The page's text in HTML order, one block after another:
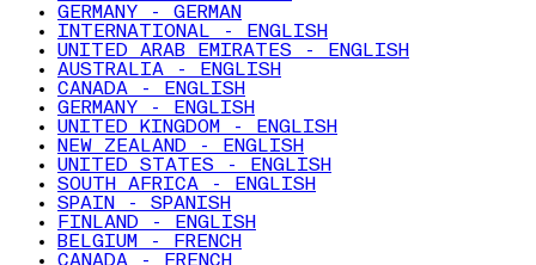
GERMANY - GERMAN
INTERNATIONAL - ENGLISH
UNITED ARAB EMIRATES - ENGLISH
AUSTRALIA - ENGLISH
CANADA - ENGLISH
GERMANY - ENGLISH
UNITED KINGDOM - ENGLISH
NEW ZEALAND - ENGLISH
UNITED STATES - ENGLISH
SOUTH AFRICA - ENGLISH
SPAIN - SPANISH
FINLAND - ENGLISH
BELGIUM - FRENCH